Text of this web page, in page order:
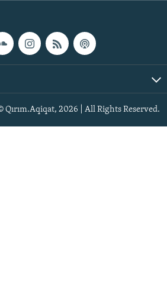
Qırım.Aqiqat, 2026 | All Rights Reserved.